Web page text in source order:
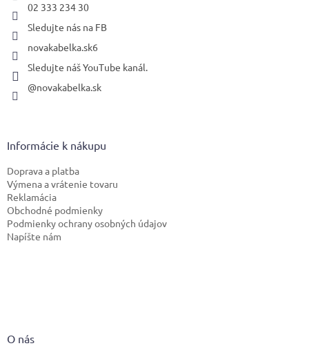
02 333 234 30
Sledujte nás na FB
novakabelka.sk6
Sledujte náš YouTube kanál.
@novakabelka.sk
Informácie k nákupu
Doprava a platba
Výmena a vrátenie tovaru
Reklamácia
Obchodné podmienky
Podmienky ochrany osobných údajov
Napíšte nám
O nás